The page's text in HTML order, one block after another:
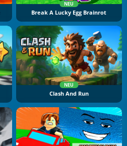
NEU
Break A Lucky Egg Brainrot
NEU
Clash And Run